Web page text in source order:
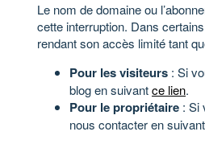
Le nom de domaine ou
cette interruption. Dans
rendant son accès limité tant
Pour les visiteurs : Si
blog en suivantce lien.
Pour le propriétaire : Si
nous contacter en suivant